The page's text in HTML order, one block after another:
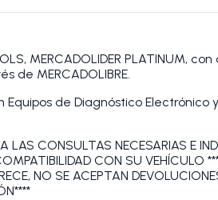
MERCADOLIDER PLATINUM,
de MERCADOLIBRE.
Equipos de Diagnóstico Electrónico
LAS CONSULTAS NECESARIAS E
CON SU VEHÍCULO
NO SE ACEPTAN